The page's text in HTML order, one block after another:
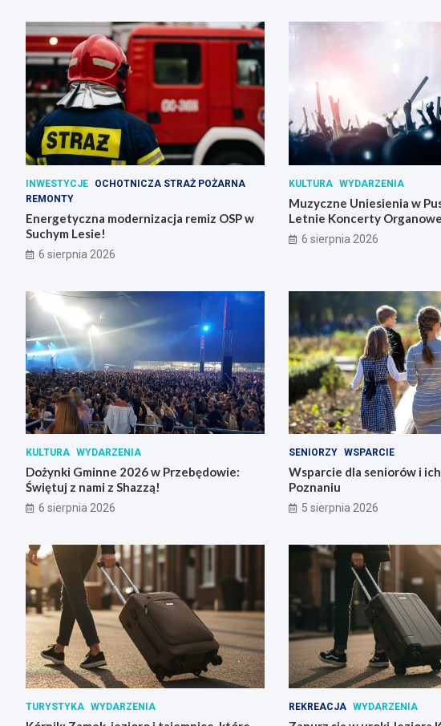
INWESTYCJE
OCHOTNICZA STRAŻ POŻARNA
REMONTY
Energetyczna modernizacja remiz OSP w
Suchym Lesie!
6 sierpnia 2026
KULTURA WYDARZENIA
Muzyczne Uniesienia w
Letnie Koncerty
6 sierpnia 2026
KULTURA WYDARZENIA
Dożynki Gminne 2026 w Przebędowie:
Świętuj z nami z Shazzą!
6 sierpnia 2026
SENIORZY WSPARCIE
Wsparcie dla seniorów i
Poznaniu
5 sierpnia 2026
TURYSTYKA WYDARZENIA REKREACJA WYDARZENIA